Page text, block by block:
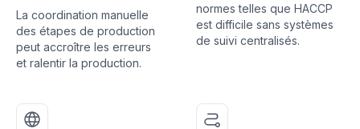
La coordination manuelle
des étapes de production
peut accroître les erreurs
et ralentir la production.
normes telles que HACCP
est difficile sans systèmes
de suivi centralisés.